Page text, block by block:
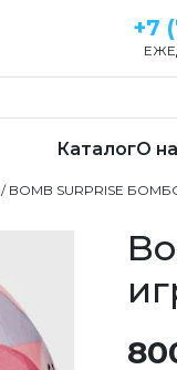
+7
КаталогО
/ BOMB SURPRISE